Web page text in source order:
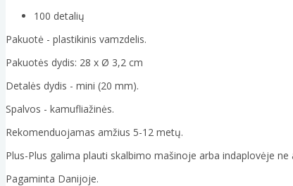
100 detalių
Pakuotė - plastikinis vamzdelis.
Pakuotės dydis: 28 x Ø 3,2 cm
Detalės dydis - mini (20 mm).
Spalvos - kamufliažinės.
Rekomenduojamas amžius 5-12 metų.
Plus-Plus galima plauti skalbimo mašinoje arba indaplovėje
Pagaminta Danijoje.